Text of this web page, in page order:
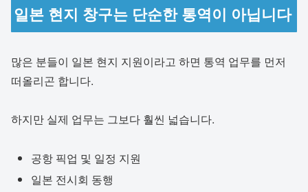
일본 현지 창구는 단순한 통역이 아닙니다
많은 분들이 일본 현지 지원이라고 하면 통역 업무를 먼저
떠올리곤 합니다.
하지만 실제 업무는 그보다 훨씬 넓습니다.
공항 픽업 및 일정 지원
일본 전시회 동행